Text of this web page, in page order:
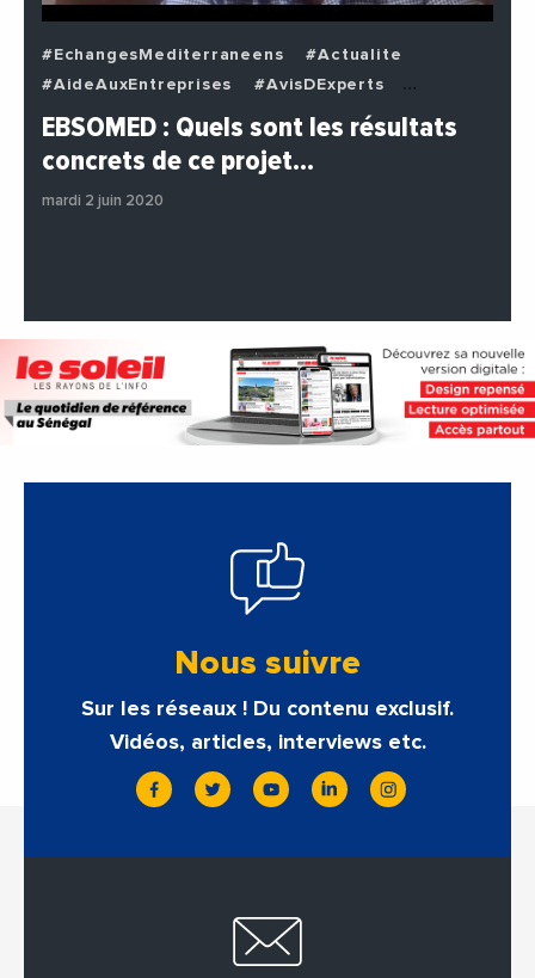
#EchangesMediterraneens
#Actualite
#AideAuxEntreprises
#AvisDExperts
#BuzzNews
#Decideurs
#Entreprises
#Institutions
EBSOMED : Quels sont les résultats
concrets de ce projet…
mardi 2 juin 2020
Nous suivre
Sur les réseaux ! Du contenu exclusif.
Vidéos, articles, interviews etc.